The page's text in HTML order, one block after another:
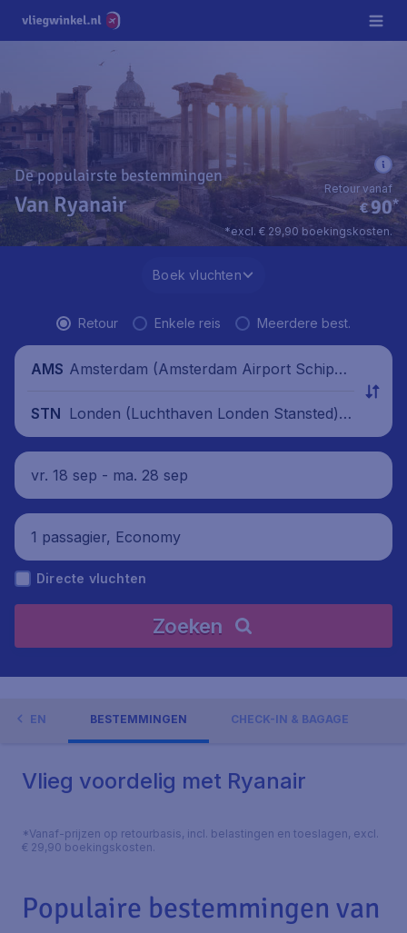
De populairste bestemmingen
Van Ryanair €90*
Retour vanaf
*excl. € 29,90 boekingskosten.
Boek vluchten
Retour Enkele reis Meerdere best.
AMS Amsterdam (Amsterdam Airport Schipho
STN Londen (Luchthaven Londen Stansted),
Verenigd Koninkrijk
vr. 18 sep - ma. 28 sep
1 passagier, Economy
Directe vluchten
Zoeken
BESTEMMINGEN CHECK-IN & BAGAGE
Vlieg voordelig met Ryanair
*Vanaf-prijzen op retourbasis, incl. belastingen en toeslagen, excl.
€ 29,90 boekingskosten.
Populaire bestemmingen van